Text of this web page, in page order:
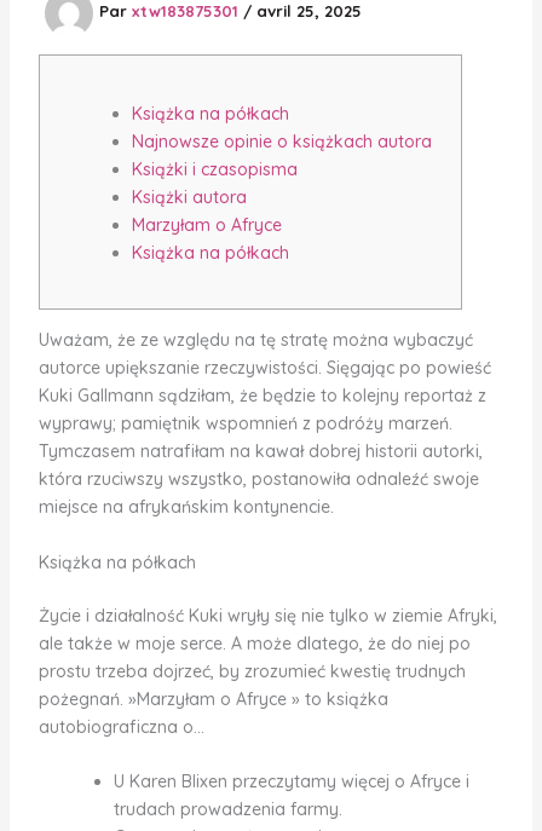
Par xtw183875301 / avril 25, 2025
Książka na półkach
Najnowsze opinie o książkach autora
Książki i czasopisma
Książki autora
Marzyłam o Afryce
Książka na półkach
Uważam, że ze względu na tę stratę można wybaczyć
autorce upiększanie rzeczywistości. Sięgając po powieść
Kuki Gallmann sądziłam, że będzie to kolejny reportaż z
wyprawy; pamiętnik wspomnień z podróży marzeń.
Tymczasem natrafiłam na kawał dobrej historii autorki,
która rzuciwszy wszystko, postanowiła odnaleźć swoje
miejsce na afrykańskim kontynencie.
Książka na półkach
Życie i działalność Kuki wryły się nie tylko w ziemie Afryki,
ale także w moje serce. A może dlatego, że do niej po
prostu trzeba dojrzeć, by zrozumieć kwestię trudnych
pożegnań. »Marzyłam o Afryce » to książka
autobiograficzna o…
U Karen Blixen przeczytamy więcej o Afryce i
trudach prowadzenia farmy.